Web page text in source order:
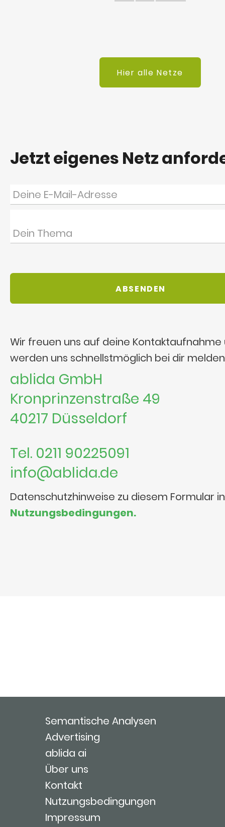
Hier alle Netze
Jetzt eigenes Netz
Wir freuen uns auf deine Kontaktaufnahme
werden uns schnellstmöglich bei dir
ablida GmbH
Kronprinzenstraße 49
40217 Düsseldorf
Tel. 0211 90225091
info@ablida.de
Datenschutzhinweise zu diesem Formular
Nutzungsbedingungen.
Semantische Analysen
Advertising
ablida ai
Über uns
Kontakt
Nutzungsbedingungen
Impressum